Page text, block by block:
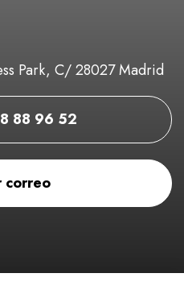
Park, C/ 28027 Madrid
88 96 52